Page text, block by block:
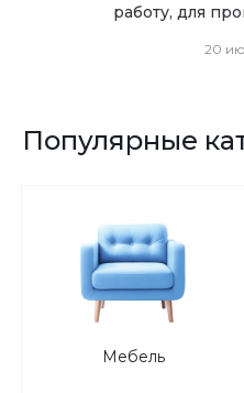
работу, для
20
Популярные
Мебель